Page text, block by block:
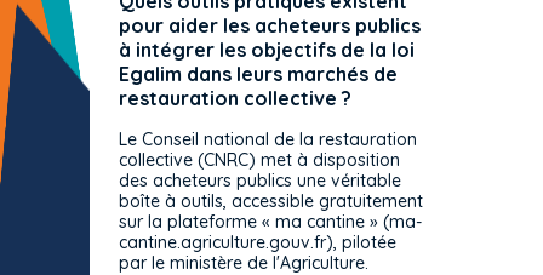
pour aider les acheteurs publics
à intégrer les objectifs de la loi
Egalim dans leurs marchés de
restauration collective ?
Le Conseil national de la restauration
collective (CNRC) met à disposition
des acheteurs publics une véritable
boîte à outils, accessible gratuitement
sur la plateforme « ma cantine » (ma-
cantine.agriculture.gouv.fr), pilotée
par le ministère de l'Agriculture.